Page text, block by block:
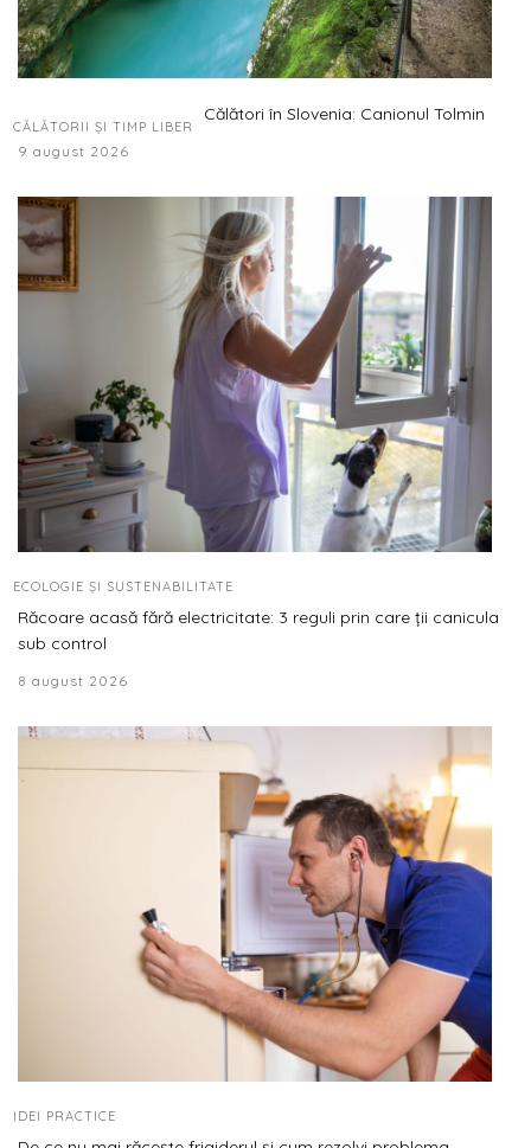
CĂLĂTORII ȘI TIMP LIBER
Călători în Slovenia: Canionul Tolmin
9 august 2026
ECOLOGIE ȘI SUSTENABILITATE
Răcoare acasă fără electricitate: 3 reguli prin care ții canicula
sub control
8 august 2026
IDEI PRACTICE